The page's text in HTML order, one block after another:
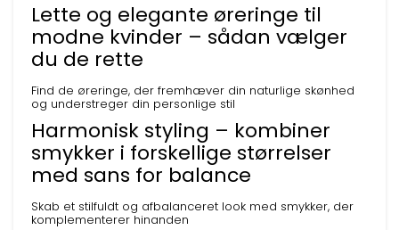
Lette og elegante øreringe til
modne kvinder – sådan vælger
du de rette
Find de øreringe, der fremhæver din naturlige skønhed
og understreger din personlige stil
Harmonisk styling – kombiner
smykker i forskellige størrelser
med sans for balance
Skab et stilfuldt og afbalanceret look med smykker, der
komplementerer hinanden